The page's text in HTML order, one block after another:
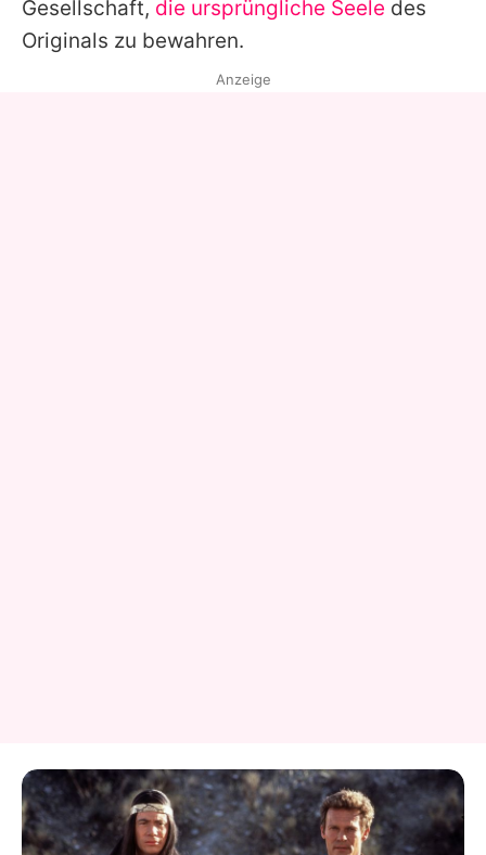
Gesellschaft, die ursprüngliche Seele des
Originals zu bewahren.
Anzeige